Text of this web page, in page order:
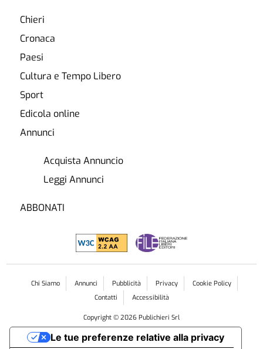
Chieri
Cronaca
Paesi
Cultura e Tempo Libero
Sport
Edicola online
Annunci
Acquista Annuncio
Leggi Annunci
ABBONATI
Chi Siamo Annunci Pubblicità Privacy
Cookie Policy
Contatti
Accessibilità
Copyright © 2026 Publichieri Srl
Le tue preferenze relative alla privacy